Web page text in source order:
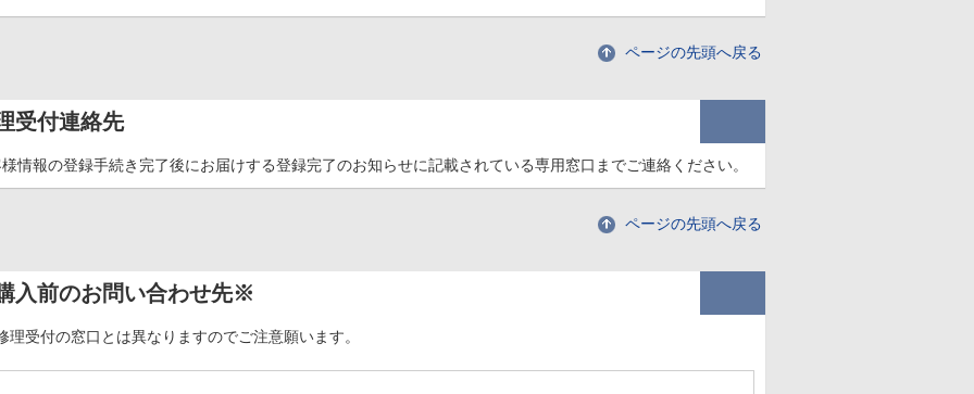
ページの先頭へ戻る
受付連絡先
情報の登録手続き完了後にお届けする登録完了のお知らせに記載されている専用窓口までご連絡ください。
ページの先頭へ戻る
入前のお問い合わせ先※
理受付の窓口とは異なりますのでご注意願います。